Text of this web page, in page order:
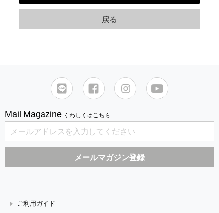
Mail Magazine くわしくはこちら
ご利用ガイド